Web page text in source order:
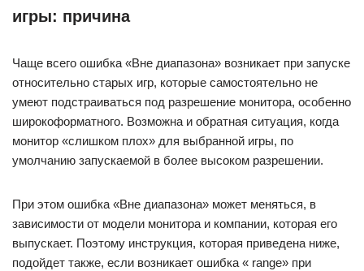
игры: причина
Чаще всего ошибка «Вне диапазона» возникает при запуске
относительно старых игр, которые самостоятельно не
умеют подстраиваться под разрешение монитора, особенно
широкоформатного. Возможна и обратная ситуация, когда
монитор «слишком плох» для выбранной игры, по
умолчанию запускаемой в более высоком разрешении.
При этом ошибка «Вне диапазона» может меняться, в
зависимости от модели монитора и компании, которая его
выпускает. Поэтому инструкция, которая приведена ниже,
подойдет также, если возникает ошибка « range» при